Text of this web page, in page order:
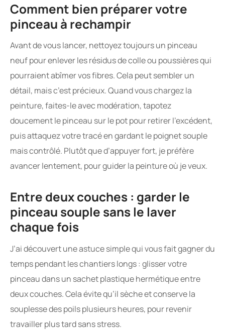
Comment bien préparer votre
pinceau à rechampir
Avant de vous lancer, nettoyez toujours un pinceau
neuf pour enlever les résidus de colle ou poussières qui
pourraient abîmer vos fibres. Cela peut sembler un
détail, mais c’est précieux. Quand vous chargez la
peinture, faites-le avec modération, tapotez
doucement le pinceau sur le pot pour retirer l’excédent,
puis attaquez votre tracé en gardant le poignet souple
mais contrôlé. Plutôt que d’appuyer fort, je préfère
avancer lentement, pour guider la peinture où je veux.
Entre deux couches : garder le
pinceau souple sans le laver
chaque fois
J’ai découvert une astuce simple qui vous fait gagner du
temps pendant les chantiers longs : glisser votre
pinceau dans un sachet plastique hermétique entre
deux couches. Cela évite qu’il sèche et conserve la
souplesse des poils plusieurs heures, pour revenir
travailler plus tard sans stress.